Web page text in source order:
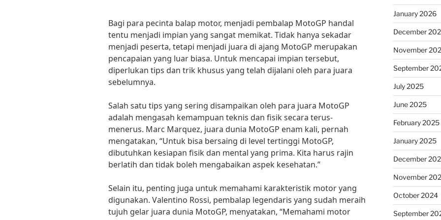
Bagi para pecinta balap motor, menjadi pembalap MotoGP handal
tentu menjadi impian yang sangat memikat. Tidak hanya sekadar
menjadi peserta, tetapi menjadi juara di ajang MotoGP merupakan
pencapaian yang luar biasa. Untuk mencapai impian tersebut,
diperlukan tips dan trik khusus yang telah dijalani oleh para juara
sebelumnya.
Salah satu tips yang sering disampaikan oleh para juara MotoGP
adalah mengasah kemampuan teknis dan fisik secara terus-
menerus. Marc Marquez, juara dunia MotoGP enam kali, pernah
mengatakan, “Untuk bisa bersaing di level tertinggi MotoGP,
dibutuhkan kesiapan fisik dan mental yang prima. Kita harus rajin
berlatih dan tidak boleh mengabaikan aspek kesehatan.”
Selain itu, penting juga untuk memahami karakteristik motor yang
digunakan. Valentino Rossi, pembalap legendaris yang sudah meraih
tujuh gelar juara dunia MotoGP, menyatakan, “Memahami motor
January 2026
December
November
September
July 2025
June 2025
February 2025
January 2025
December
November
October 2024
September